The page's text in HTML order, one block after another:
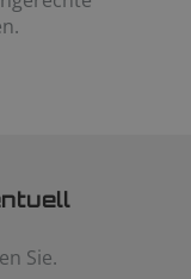
Sie.​